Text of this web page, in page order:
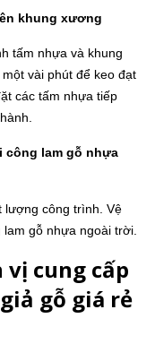
khung xương
tấm nhựa và khung
vài phút để keo đạt
các tấm nhựa tiếp
công lam gỗ nhựa
lượng công trình. Vệ
gỗ nhựa ngoài trời.
vị cung cấp
gỗ giá rẻ